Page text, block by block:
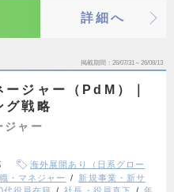
詳細へ
掲載期間 26/07/31～26/08/13
ジャー（PdM）｜
グ戦略
ジャー
海外展開あり（日系グロー
・マネジャー
新規事業・新サ
代役員在籍 社長・役員直下 年